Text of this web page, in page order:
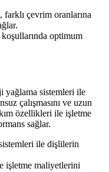
çevrim oranlarına
optimum
yağlama sistemleri ile
çalışmasını ve uzun
özellikleri ile işletme
sağlar.
ile dişlilerin
işletme maliyetlerini